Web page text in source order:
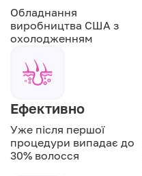
Обладнання
виробництва США з
охолодженням
Ефективно
Уже після першої
процедури випадає до
30% волосся